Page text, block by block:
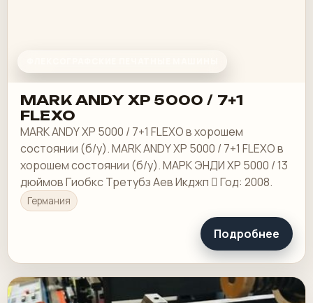
MARK ANDY XP 5000 / 7+1
FLEXO
MARK ANDY XP 5000 / 7+1 FLEXO в хорошем
состоянии (б/у). MARK ANDY XP 5000 / 7+1 FLEXO в
хорошем состоянии (б/у). МАРК ЭНДИ XP 5000 / 13
дюймов Гиобкс Третубз Аев Икджп  Год: 2008.
Германия
Подробнее